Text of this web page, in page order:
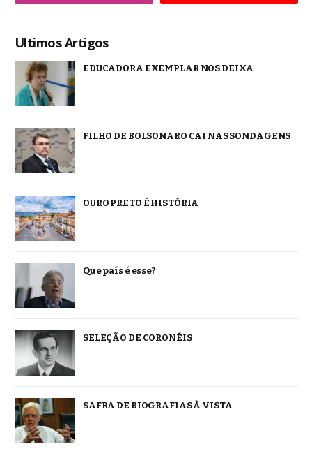
Ultimos Artigos
EDUCADORA EXEMPLAR NOS DEIXA
FILHO DE BOLSONARO CAI NAS SONDAGENS
OURO PRETO É HISTÓRIA
Que país é esse?
SELEÇÃO DE CORONÉIS
SAFRA DE BIOGRAFIAS À VISTA